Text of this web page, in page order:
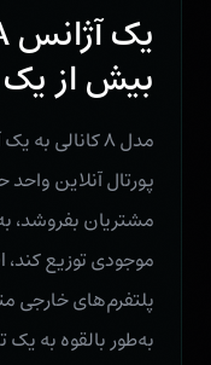
بیش از
مدل ۸ کانالی
پورتال آنلاین
مشتریان بفروشد،
به‌طور بالقوه به